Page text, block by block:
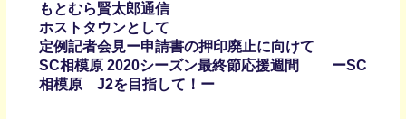
もとむら賢太郎通信
ホストタウンとして
定例記者会見ー申請書の押印廃止に向けて
SC相模原 2020シーズン最終節応援週間 ーSC
相模原 J2を目指して！ー